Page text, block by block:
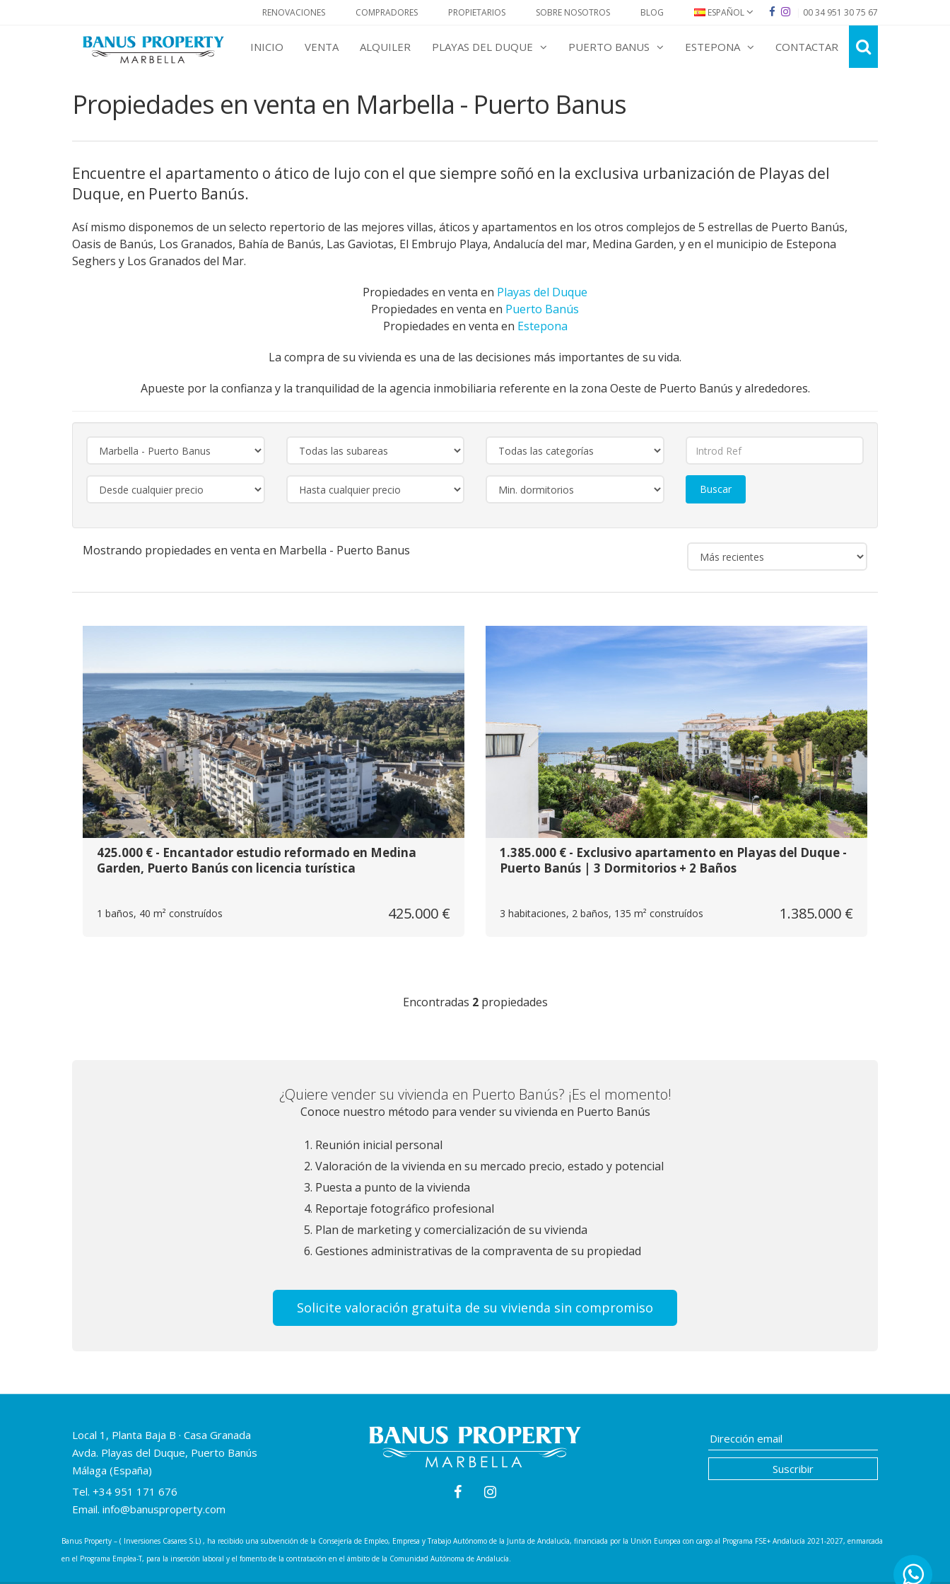
RENOVACIONES COMPRADORES PROPIETARIOS SOBRE NOSOTROS BLOG ESPAÑOL 00 34 951 30 75 67
INICIO VENTA ALQUILER PLAYAS DEL DUQUE PUERTO BANUS ESTEPONA CONTACTAR
Propiedades en venta en Marbella - Puerto Banus
Encuentre el apartamento o ático de lujo con el que siempre soñó en la exclusiva urbanización de Playas del
Duque, en Puerto Banús.
Así mismo disponemos de un selecto repertorio de las mejores villas, áticos y apartamentos en los otros complejos de 5 estrellas de Puerto Banús,
Oasis de Banús, Los Granados, Bahía de Banús, Las Gaviotas, El Embrujo Playa, Andalucía del mar, Medina Garden, y en el municipio de Estepona
Seghers y Los Granados del Mar.
Propiedades en venta en Playas del Duque
Propiedades en venta en Puerto Banús
Propiedades en venta en Estepona
La compra de su vivienda es una de las decisiones más importantes de su vida.
Apueste por la confianza y la tranquilidad de la agencia inmobiliaria referente en la zona Oeste de Puerto Banús y alrededores.
Buscar
Mostrando propiedades en venta en Marbella - Puerto Banus
425.000 € - Encantador estudio reformado en Medina
Garden, Puerto Banús con licencia turística
1 baños, 40 m² construídos 425.000 €
1.385.000 € - Exclusivo apartamento en Playas del Duque -
Puerto Banús | 3 Dormitorios + 2 Baños
3 habitaciones, 2 baños, 135 m² construídos 1.385.000 €
Encontradas 2propiedades
¿Quiere vender su vivienda en Puerto Banús? ¡Es el momento!
Conoce nuestro método para vender su vivienda en Puerto Banús
Reunión inicial personal
Valoración de la vivienda en su mercado precio, estado y potencial
Puesta a punto de la vivienda
Reportaje fotográfico profesional
Plan de marketing y comercialización de su vivienda
Gestiones administrativas de la compraventa de su propiedad
Solicite valoración gratuita de su vivienda sin compromiso
Local 1, Planta Baja B · Casa Granada
Avda. Playas del Duque, Puerto Banús
Málaga (España)
Tel. +34 951 171 676
Email. info@banusproperty.com
Banus Property – ( Inversiones Casares S.L) , ha recibido una subvención de la Consejería de Empleo, Empresa y Trabajo Autónomo de la Junta de Andalucía, financiada por la Unión Europea con cargo al Programa FSE+ Andalucía 2021-2027, enmarcada
en el Programa Emplea-T, para la inserción laboral y el fomento de la contratación en el ámbito de la Comunidad Autónoma de Andalucía.